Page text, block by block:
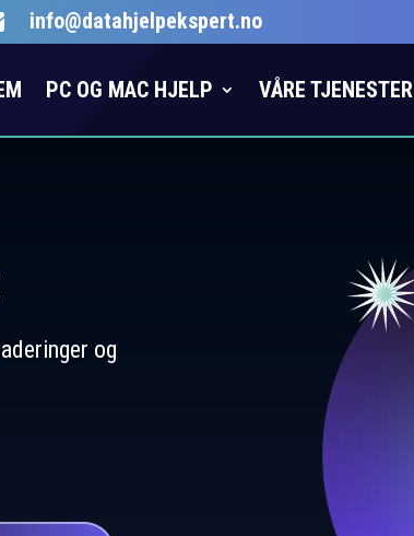
info@datahjelpekspert.no
PC OG MAC HJELP VÅRE TJENESTER
og